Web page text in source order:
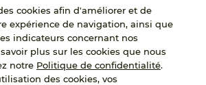
cookies afin d'améliorer et de
expérience de navigation, ainsi que
indicateurs concernant nos
plus sur les cookies que nous
notre Politique de confidentialité.
des cookies, vos
d’assurer les missions de service public du
des adoptants et de traitement des
origines personnelles. France Enfance
un observatoire et une ressource pour
ainsi qu’un appui à l’élaboration de la
le soutien à l’activité des conseils